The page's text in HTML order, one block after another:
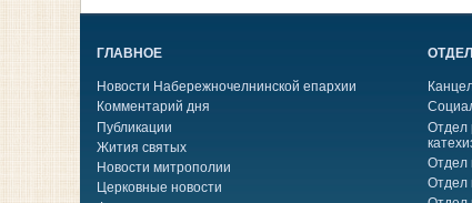
ГЛАВНОЕ
Новости Набережночелнинской епархии
Комментарий дня
Публикации
Жития святых
Новости митрополии
Церковные новости
Отдел
Отдел
Отдел